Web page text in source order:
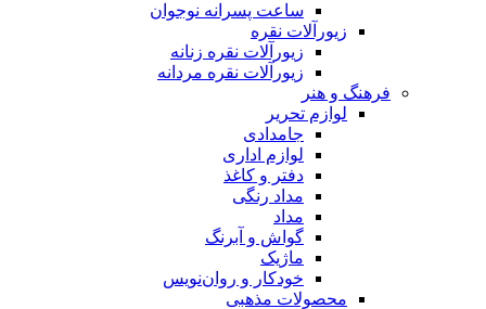
ساعت پسرانه نوجوان
زیورآلات نقره
زیورآلات نقره زنانه
زیورآلات نقره مردانه
فرهنگ و هنر
لوازم تحریر
جامدادی
لوازم اداری
دفتر و کاغذ
مداد رنگی
مداد
گواش و آبرنگ
ماژیک
خودکار و روان‌نویس
محصولات مذهبی